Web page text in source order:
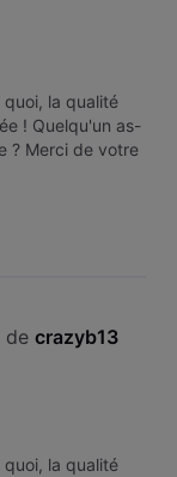
la qualité
! Quelqu'un as-
? Merci de votre
de crazyb13
la qualité